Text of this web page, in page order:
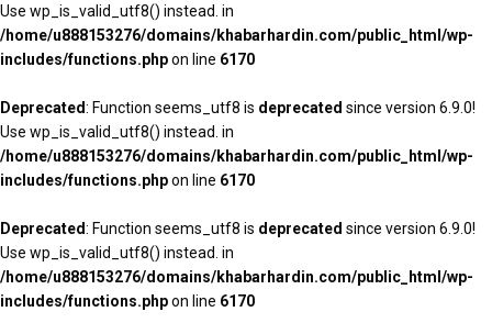
Use wp_is_valid_utf8() instead. in
/home/u888153276/domains/khabarhardin.com/public_html/wp-
includes/functions.phpon line 6170
Deprecated: Function seems_utf8 is deprecated since version 6.9.0!
Use wp_is_valid_utf8() instead. in
/home/u888153276/domains/khabarhardin.com/public_html/wp-
includes/functions.phpon line 6170
Deprecated: Function seems_utf8 is deprecated since version 6.9.0!
Use wp_is_valid_utf8() instead. in
/home/u888153276/domains/khabarhardin.com/public_html/wp-
includes/functions.phpon line 6170